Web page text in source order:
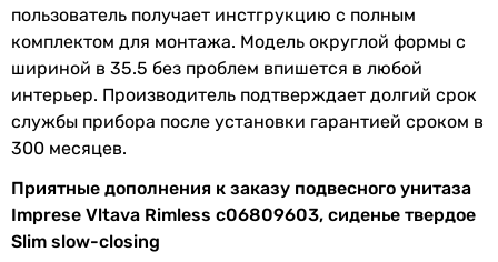
с микролифтом (soft close), быстросъемное сиденье, с
с микролифтом (soft close), быстросъемное сиденье, с
с микролифтом (soft close), с сидением
Материал сиденья для унитаза
дюропласт
дюропласт
дюропласт
дюропласт
дюропласт
пользователь получает инстгрукцию с полным
комплектом для монтажа. Модель округлой формы с
шириной в 35.5 без проблем впишется в любой
интерьер. Производитель подтверждает долгий срок
службы прибора после установки гарантией сроком в
300 месяцев.
Приятные дополнения к заказу подвесного унитаза
Imprese Vltava Rimless c06809603, сиденье твердое
Slim slow-closing